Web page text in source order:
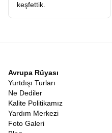
keşfettik.
Avrupa Rüyası
Yurtdışı Turları
Ne Dediler
Kalite Politikamız
Yardım Merkezi
Foto Galeri